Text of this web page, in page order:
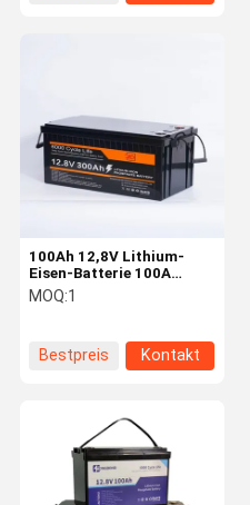
100Ah 12,8V Lithium-
Eisen-Batterie 100A
Pulsentladung 50A Max-
Ladung mit ABS-Gehäuse
MOQ:1
Bestpreis Kontakt